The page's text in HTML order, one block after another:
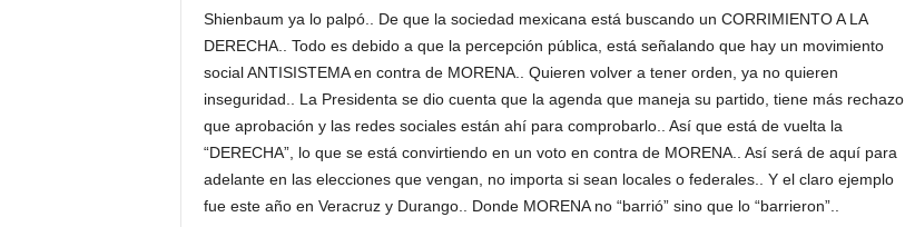
Shienbaum ya lo palpó.. De que la sociedad mexicana está buscando un CORRIMIENTO A LA
DERECHA.. Todo es debido a que la percepción pública, está señalando que hay un movimiento
social ANTISISTEMA en contra de MORENA.. Quieren volver a tener orden, ya no quieren
inseguridad.. La Presidenta se dio cuenta que la agenda que maneja su partido, tiene más rechazo
que aprobación y las redes sociales están ahí para comprobarlo.. Así que está de vuelta la
“DERECHA”, lo que se está convirtiendo en un voto en contra de MORENA.. Así será de aquí para
adelante en las elecciones que vengan, no importa si sean locales o federales.. Y el claro ejemplo
fue este año en Veracruz y Durango.. Donde MORENA no “barrió” sino que lo “barrieron”..